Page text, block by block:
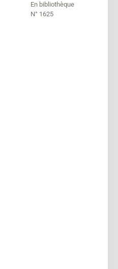
En bibliothèque
N° 1625